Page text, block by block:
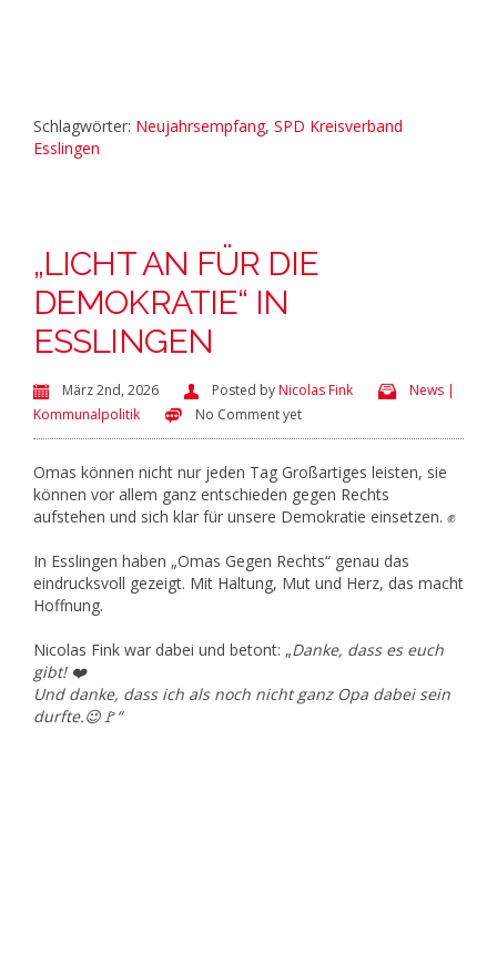
Schlagwörter: Neujahrsempfang, SPD Kreisverband
Esslingen
„LICHT AN FÜR DIE
DEMOKRATIE“ IN
ESSLINGEN
März 2nd, 2026 Posted byNicolas Fink
News |
Kommunalpolitik
No Comment yet
Omas können nicht nur jeden Tag Großartiges leisten, sie
können vor allem ganz entschieden gegen Rechts
aufstehen und sich klar für unsere Demokratie einsetzen. ✊
In Esslingen haben „Omas Gegen Rechts“ genau das
eindrucksvoll gezeigt. Mit Haltung, Mut und Herz, das macht
Hoffnung.
Nicolas Fink war dabei und betont: „Danke, dass es euch
gibt! ❤️
Und danke, dass ich als noch nicht ganz Opa dabei sein
durfte.😉🚩“